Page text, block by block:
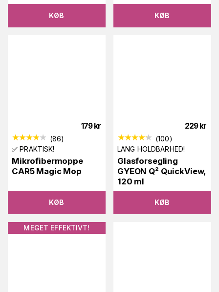
KØB KØB
179 kr
(86)
✅ PRAKTISK!
Mikrofibermoppe
CAR5 Magic Mop
KØB
229 kr
(100)
LANG HOLDBARHED!
Glasforsegling
GYEON Q² QuickView,
120 ml
KØB
MEGET EFFEKTIVT!